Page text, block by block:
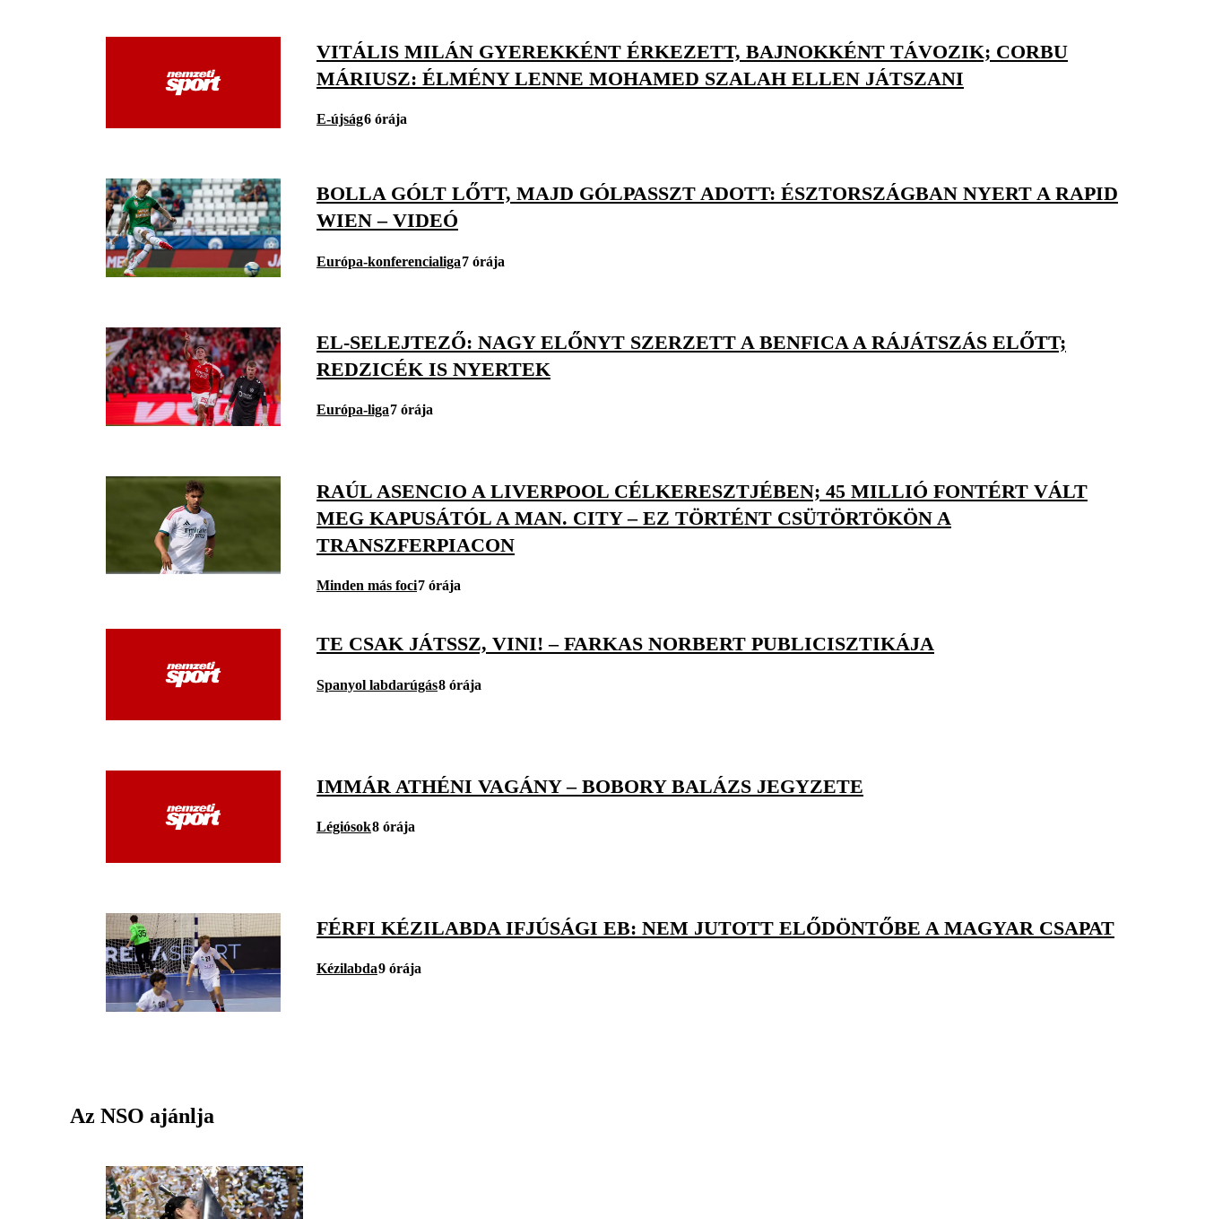
VITÁLIS MILÁN GYEREKKÉNT ÉRKEZETT, BAJNOKKÉNT TÁVOZIK; CORBU
MÁRIUSZ: ÉLMÉNY LENNE MOHAMED SZALAH ELLEN JÁTSZANI
E-újság6 órája
BOLLA GÓLT LŐTT, MAJD GÓLPASSZT ADOTT: ÉSZTORSZÁGBAN NYERT A RAPID
WIEN – VIDEÓ
Európa-konferencialiga7 órája
EL-SELEJTEZŐ: NAGY ELŐNYT SZERZETT A BENFICA A RÁJÁTSZÁS ELŐTT;
REDZICÉK IS NYERTEK
Európa-liga7 órája
RAÚL ASENCIO A LIVERPOOL CÉLKERESZTJÉBEN; 45 MILLIÓ FONTÉRT VÁLT
MEG KAPUSÁTÓL A MAN. CITY – EZ TÖRTÉNT CSÜTÖRTÖKÖN A
TRANSZFERPIACON
Minden más foci7 órája
TE CSAK JÁTSSZ, VINI! – FARKAS NORBERT PUBLICISZTIKÁJA
Spanyol labdarúgás8 órája
IMMÁR ATHÉNI VAGÁNY – BOBORY BALÁZS JEGYZETE
Légiósok8 órája
FÉRFI KÉZILABDA IFJÚSÁGI EB: NEM JUTOTT ELŐDÖNTŐBE A MAGYAR CSAPAT
Kézilabda9 órája
Az NSO ajánlja